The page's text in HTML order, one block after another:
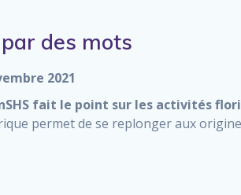
des mots
2021
fait le point sur les activités
permet de se replonger aux